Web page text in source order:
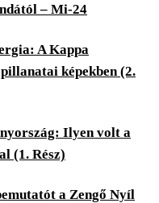
– Mi-24
A Kappa
képekben (2.
Ilyen volt a
(1. Rész)
a Zengő Nyíl